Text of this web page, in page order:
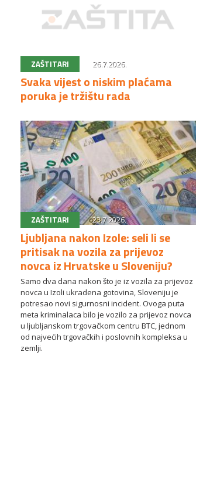
ZAŠTITARI 26.7.2026.
Svaka vijest o niskim plaćama
poruka je tržištu rada
ZAŠTITARI 23.7.2026.
Ljubljana nakon Izole: seli li se
pritisak na vozila za prijevoz
novca iz Hrvatske u Sloveniju?
Samo dva dana nakon što je iz vozila za prijevoz
novca u Izoli ukradena gotovina, Sloveniju je
potresao novi sigurnosni incident. Ovoga puta
meta kriminalaca bilo je vozilo za prijevoz novca
u ljubljanskom trgovačkom centru BTC, jednom
od najvećih trgovačkih i poslovnih kompleksa u
zemlji.